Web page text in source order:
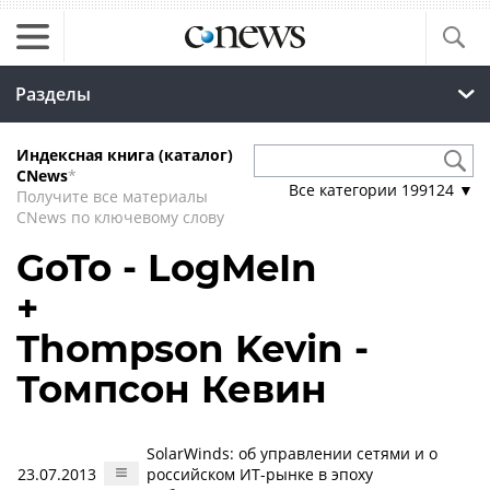
Разделы
Индексная книга (каталог)
CNews*
Получите все материалы
CNews по ключевому слову
Все категории 199124 ▼
GoTo - LogMeIn
+
Thompson Kevin -
Томпсон Кевин
23.07.2013
SolarWinds: об управлении сетями и о
российском ИТ-рынке в эпоху